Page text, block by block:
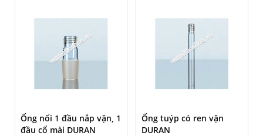
Ống nối 1 đầu nắp vặn, 1
đầu cổ mài DURAN
Ống tuýp có ren vặn
DURAN